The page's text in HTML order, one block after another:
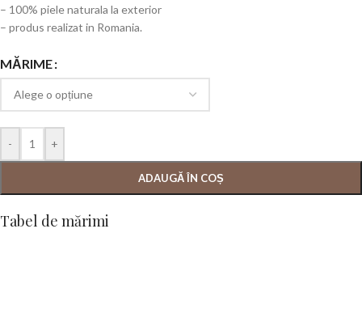
– 100% piele naturala la exterior
– produs realizat in Romania.
MĂRIME
- +
ADAUGĂ ÎN COȘ
Tabel de mărimi